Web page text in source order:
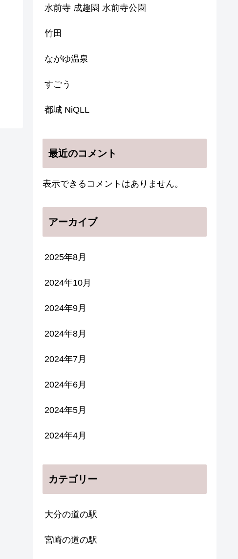
水前寺 成趣園 水前寺公園
竹田
ながゆ温泉
すごう
都城 NiQLL
最近のコメント
表示できるコメントはありません。
アーカイブ
2025年8月
2024年10月
2024年9月
2024年8月
2024年7月
2024年6月
2024年5月
2024年4月
カテゴリー
大分の道の駅
宮崎の道の駅